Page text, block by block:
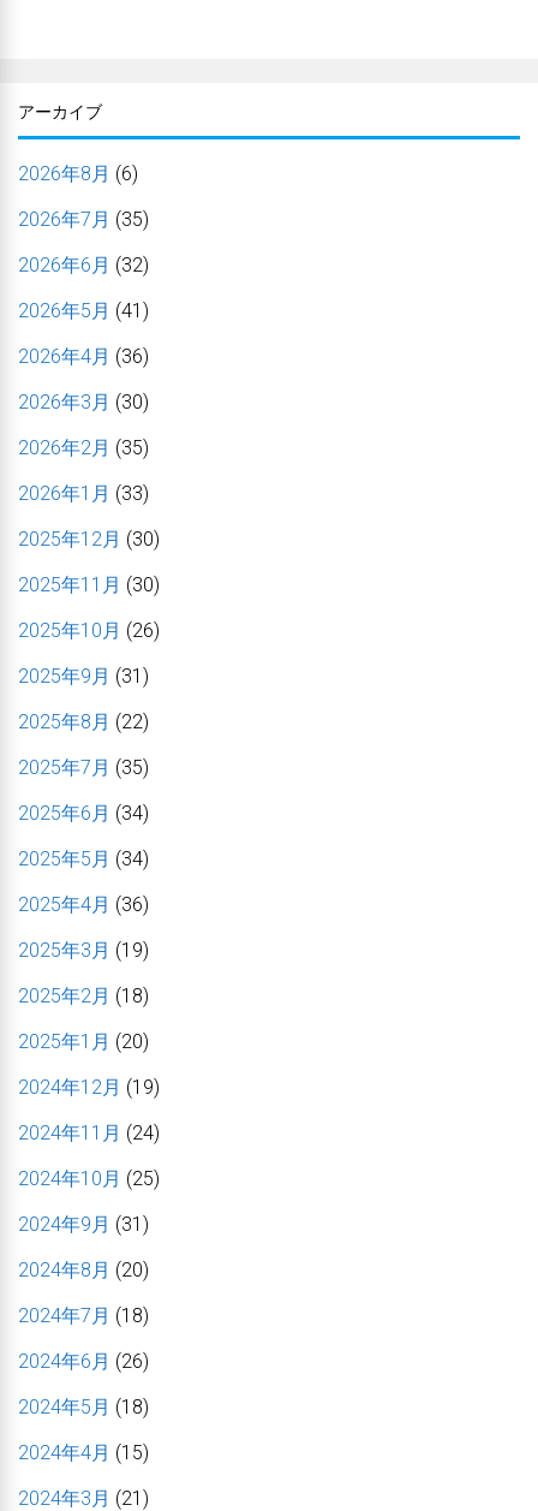
アーカイブ
2026年8月 (6)
2026年7月 (35)
2026年6月 (32)
2026年5月 (41)
2026年4月 (36)
2026年3月 (30)
2026年2月 (35)
2026年1月 (33)
2025年12月 (30)
2025年11月 (30)
2025年10月 (26)
2025年9月 (31)
2025年8月 (22)
2025年7月 (35)
2025年6月 (34)
2025年5月 (34)
2025年4月 (36)
2025年3月 (19)
2025年2月 (18)
2025年1月 (20)
2024年12月 (19)
2024年11月 (24)
2024年10月 (25)
2024年9月 (31)
2024年8月 (20)
2024年7月 (18)
2024年6月 (26)
2024年5月 (18)
2024年4月 (15)
2024年3月 (21)